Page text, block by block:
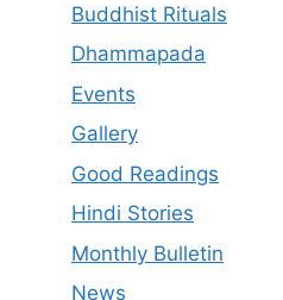
Buddhist Rituals
Dhammapada
Events
Gallery
Good Readings
Hindi Stories
Monthly Bulletin
News